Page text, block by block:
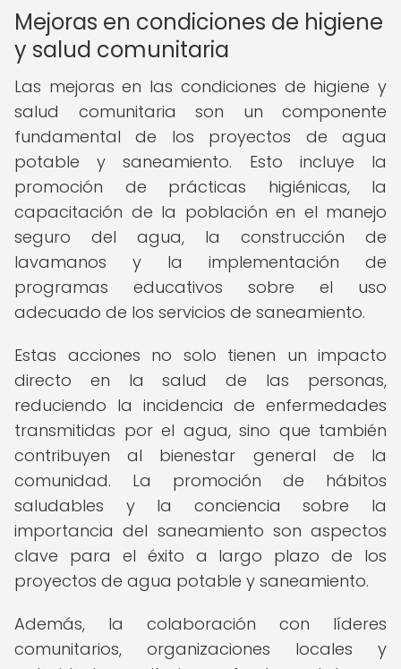
Mejoras en condiciones de higiene
y salud comunitaria
Las mejoras en las condiciones de higiene y
salud comunitaria son un componente
fundamental de los proyectos de agua
potable y saneamiento. Esto incluye la
promoción de prácticas higiénicas, la
capacitación de la población en el manejo
seguro del agua, la construcción de
lavamanos y la implementación de
programas educativos sobre el uso
adecuado de los servicios de saneamiento.
Estas acciones no solo tienen un impacto
directo en la salud de las personas,
reduciendo la incidencia de enfermedades
transmitidas por el agua, sino que también
contribuyen al bienestar general de la
comunidad. La promoción de hábitos
saludables y la conciencia sobre la
importancia del saneamiento son aspectos
clave para el éxito a largo plazo de los
proyectos de agua potable y saneamiento.
Además, la colaboración con líderes
comunitarios, organizaciones locales y